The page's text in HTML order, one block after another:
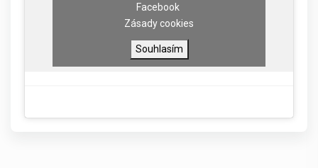
Facebook
Zásady cookies
Souhlasím